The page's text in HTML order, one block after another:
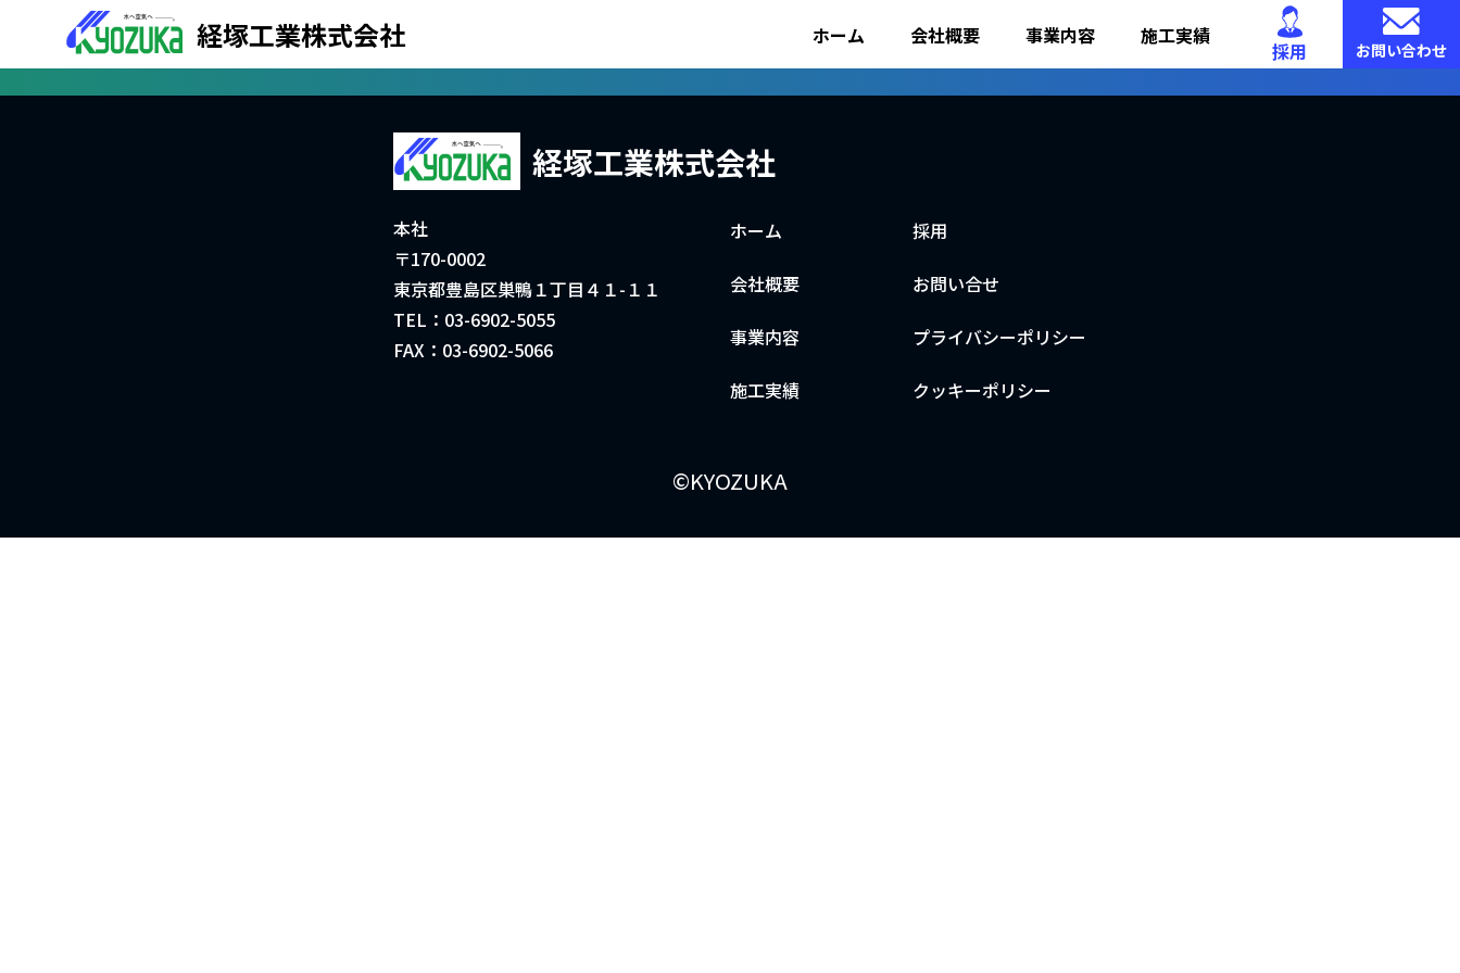
経塚工業株式会社 ホーム 会社概要 事業内容 施工実績
採用 お問い合わせ
採用ページはこちら
経塚工業株式会社
本社
〒170-0002
東京都豊島区巣鴨１丁目４１-１１
TEL：03-6902-5055
FAX：03-6902-5066
ホーム
会社概要
事業内容
施工実績
採用
お問い合せ
プライバシーポリシー
クッキーポリシー
©KYOZUKA